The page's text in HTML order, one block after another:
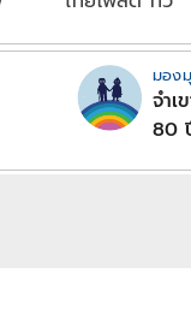
มอง
จำเ
80